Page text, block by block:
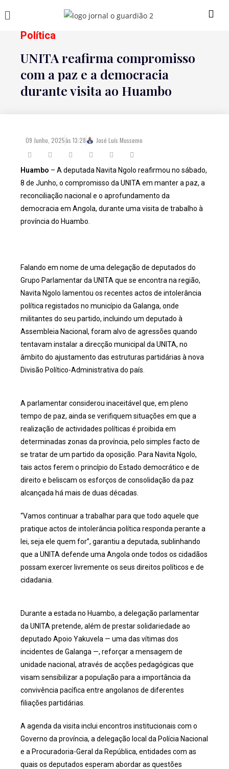
Política
UNITA reafirma compromisso
com a paz e a democracia
durante visita ao Huambo
09 Junho, 2025às 13:28 José Luís Mussemo
Huambo – A deputada Navita Ngolo reafirmou no sábado,
8 de Junho, o compromisso da UNITA em manter a paz, a
reconciliação nacional e o aprofundamento da
democracia em Angola, durante uma visita de trabalho à
província do Huambo.
Falando em nome de uma delegação de deputados do
Grupo Parlamentar da UNITA que se encontra na região,
Navita Ngolo lamentou os recentes actos de intolerância
política registados no município da Galanga, onde
militantes do seu partido, incluindo um deputado à
Assembleia Nacional, foram alvo de agressões quando
tentavam instalar a direcção municipal da UNITA, no
âmbito do ajustamento das estruturas partidárias à nova
Divisão Político-Administrativa do país.
A parlamentar considerou inaceitável que, em pleno
tempo de paz, ainda se verifiquem situações em que a
realização de actividades políticas é proibida em
determinadas zonas da província, pelo simples facto de
se tratar de um partido da oposição. Para Navita Ngolo,
tais actos ferem o princípio do Estado democrático e de
direito e beliscam os esforços de consolidação da paz
alcançada há mais de duas décadas.
“Vamos continuar a trabalhar para que todo aquele que
pratique actos de intolerância política responda perante a
lei, seja ele quem for”, garantiu a deputada, sublinhando
que a UNITA defende uma Angola onde todos os cidadãos
possam exercer livremente os seus direitos políticos e de
cidadania.
Durante a estada no Huambo, a delegação parlamentar
da UNITA pretende, além de prestar solidariedade ao
deputado Apoio Yakuvela — uma das vítimas dos
incidentes de Galanga —, reforçar a mensagem de
unidade nacional, através de acções pedagógicas que
visam sensibilizar a população para a importância da
convivência pacífica entre angolanos de diferentes
filiações partidárias.
A agenda da visita inclui encontros institucionais com o
Governo da província, a delegação local da Polícia Nacional
e a Procuradoria-Geral da República, entidades com as
quais os deputados esperam abordar as questões